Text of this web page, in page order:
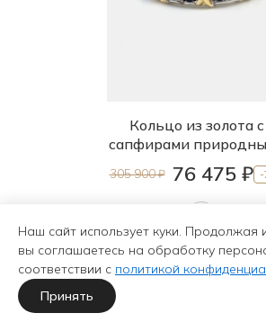
Кольцо из золота с
сапфирами
305 900 ₽ 76 475 ₽
Наш сайт использует куки. Продолжая
вы соглашаетесь на обработку
соответствии с политикой
Принять